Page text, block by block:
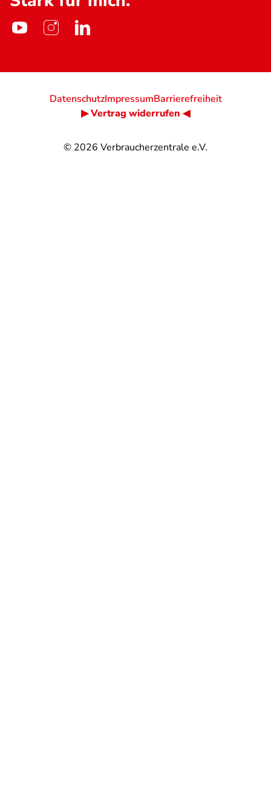
© 2026 Verbraucherzentrale e.V.
DatenschutzImpressumBarrierefreiheit
▶ Vertrag widerrufen ◀